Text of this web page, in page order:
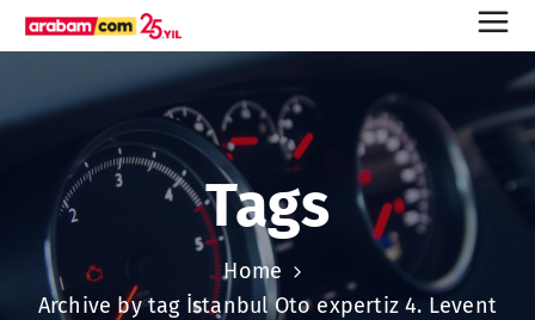
Tags
Home
Archive by tag İstanbul Oto expertiz 4. Levent